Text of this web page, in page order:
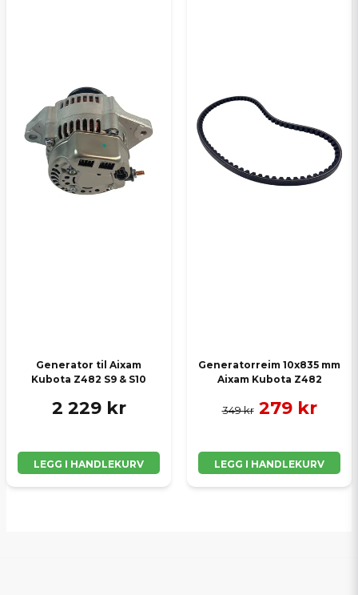
Generator til Aixam
Kubota Z482 S9 & S10
2 229 kr
LEGG I HANDLEKURV
Generatorreim 10x835 mm
Aixam Kubota Z482
349 kr 279 kr
LEGG I HANDLEKURV